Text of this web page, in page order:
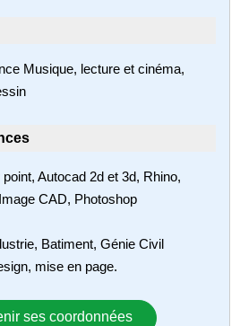
Musique, lecture et cinéma,
Autocad 2d et 3d, Rhino,
CAD, Photoshop
Batiment, Génie Civil
mise en page.
ses coordonnées